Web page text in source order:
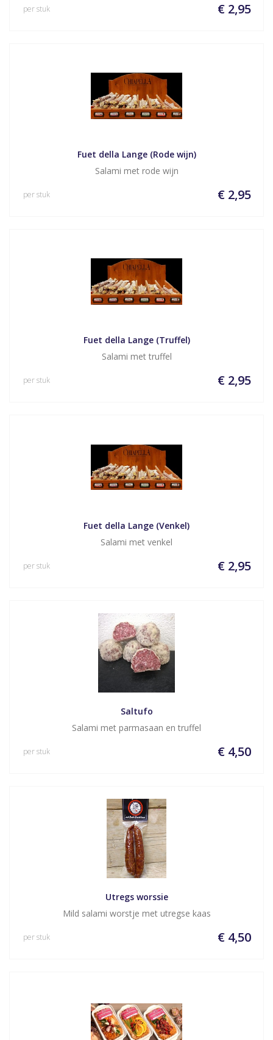
€ 2,95
per stuk
Fuet della Lange (Rode wijn)
Salami met rode wijn
€ 2,95
per stuk
Fuet della Lange (Truffel)
Salami met truffel
€ 2,95
per stuk
Fuet della Lange (Venkel)
Salami met venkel
€ 2,95
per stuk
Saltufo
Salami met parmasaan en truffel
€ 4,50
per stuk
Utregs worssie
Mild salami worstje met utregse kaas
€ 4,50
per stuk